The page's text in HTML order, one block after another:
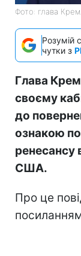
Фото: глава
Розумій
чутки з
Глава
своєму
до
ознакою
ренесансу
США.
Про це